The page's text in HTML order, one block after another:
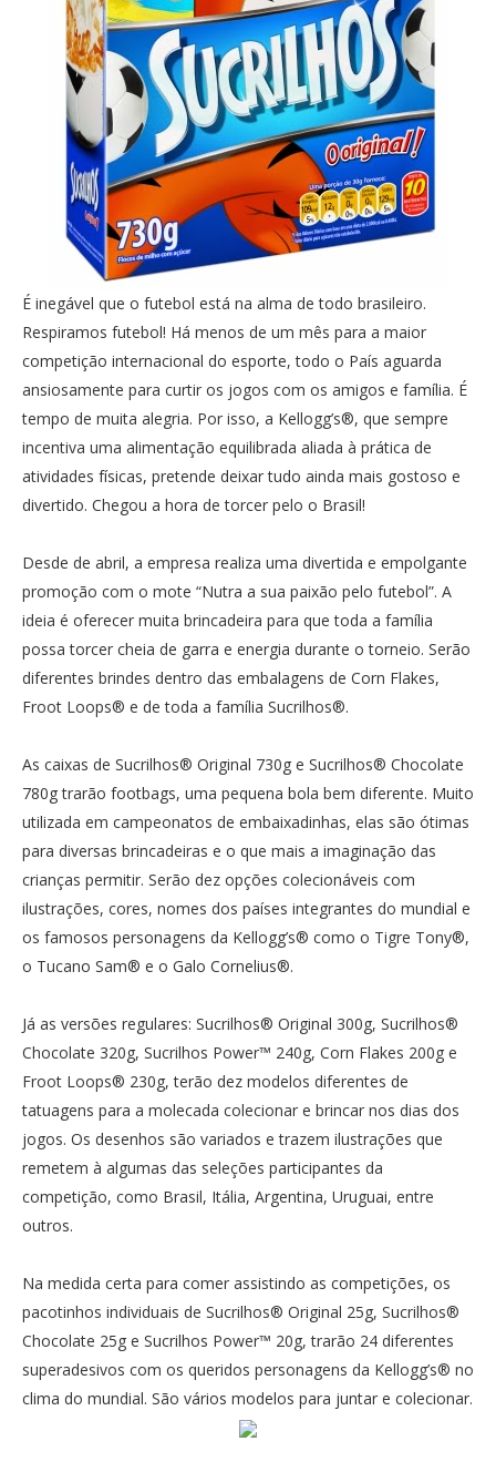
É inegável que o futebol está na alma de todo brasileiro.
Respiramos futebol! Há menos de um mês para a maior
competição internacional do esporte, todo o País aguarda
ansiosamente para curtir os jogos com os amigos e família. É
tempo de muita alegria. Por isso, a Kellogg’s®, que sempre
incentiva uma alimentação equilibrada aliada à prática de
atividades físicas, pretende deixar tudo ainda mais gostoso e
divertido. Chegou a hora de torcer pelo o Brasil!
Desde de abril, a empresa realiza uma divertida e empolgante
promoção com o mote “Nutra a sua paixão pelo futebol”. A
ideia é oferecer muita brincadeira para que toda a família
possa torcer cheia de garra e energia durante o torneio. Serão
diferentes brindes dentro das embalagens de Corn Flakes,
Froot Loops® e de toda a família Sucrilhos®.
As caixas de Sucrilhos® Original 730g e Sucrilhos® Chocolate
780g trarão footbags, uma pequena bola bem diferente. Muito
utilizada em campeonatos de embaixadinhas, elas são ótimas
para diversas brincadeiras e o que mais a imaginação das
crianças permitir. Serão dez opções colecionáveis com
ilustrações, cores, nomes dos países integrantes do mundial e
os famosos personagens da Kellogg’s® como o Tigre Tony®,
o Tucano Sam® e o Galo Cornelius®.
Já as versões regulares: Sucrilhos® Original 300g, Sucrilhos®
Chocolate 320g, Sucrilhos Power™ 240g, Corn Flakes 200g e
Froot Loops® 230g, terão dez modelos diferentes de
tatuagens para a molecada colecionar e brincar nos dias dos
jogos. Os desenhos são variados e trazem ilustrações que
remetem à algumas das seleções participantes da
competição, como Brasil, Itália, Argentina, Uruguai, entre
outros.
Na medida certa para comer assistindo as competições, os
pacotinhos individuais de Sucrilhos® Original 25g, Sucrilhos®
Chocolate 25g e Sucrilhos Power™ 20g, trarão 24 diferentes
superadesivos com os queridos personagens da Kellogg’s® no
clima do mundial. São vários modelos para juntar e colecionar.